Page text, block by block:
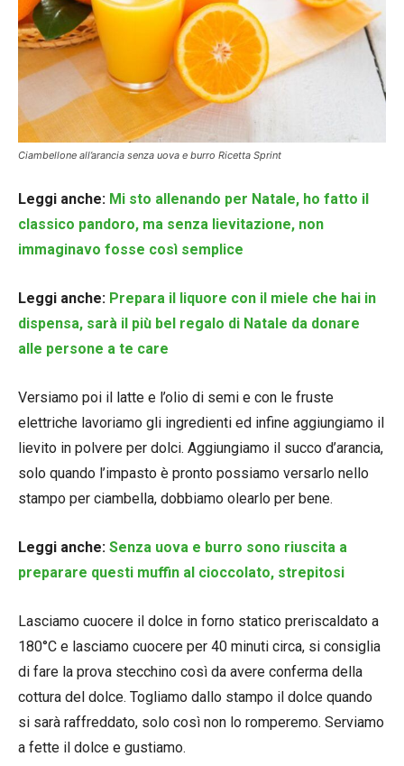
Ciambellone all’arancia senza uova e burro Ricetta Sprint
Leggi anche: Mi sto allenando per Natale, ho fatto il
classico pandoro, ma senza lievitazione, non
immaginavo fosse così semplice
Leggi anche: Prepara il liquore con il miele che hai in
dispensa, sarà il più bel regalo di Natale da donare
alle persone a te care
Versiamo poi il latte e l’olio di semi e con le fruste
elettriche lavoriamo gli ingredienti ed infine aggiungiamo il
lievito in polvere per dolci. Aggiungiamo il succo d’arancia,
solo quando l’impasto è pronto possiamo versarlo nello
stampo per ciambella, dobbiamo olearlo per bene.
Leggi anche: Senza uova e burro sono riuscita a
preparare questi muffin al cioccolato, strepitosi
Lasciamo cuocere il dolce in forno statico preriscaldato a
180°C e lasciamo cuocere per 40 minuti circa, si consiglia
di fare la prova stecchino così da avere conferma della
cottura del dolce. Togliamo dallo stampo il dolce quando
si sarà raffreddato, solo così non lo romperemo. Serviamo
a fette il dolce e gustiamo.